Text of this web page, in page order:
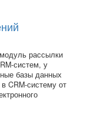
рассылки
систем, у
базы данных
CRM-систему от